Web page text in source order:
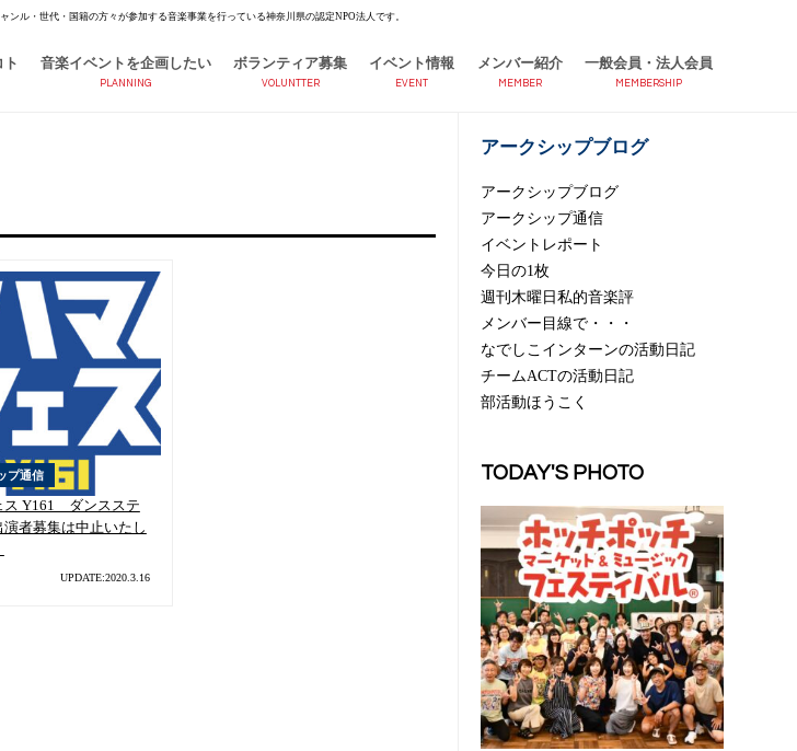
ル・世代・国籍の方々が参加する音楽事業を行っている神奈川県の認定NPO法人です。
ト 音楽イベントを企画したい
PLANNING
ボランティア募集
VOLUNTTER
イベント情報
EVENT
メンバー紹介
MEMBER
一般会員・法人会員
MEMBERSHIP
プ通信
ス Y161 ダンスステ
演者募集は中止いたし
UPDATE:2020.3.16
アークシップブログ
アークシップブログ
アークシップ通信
イベントレポート
今日の1枚
週刊木曜日私的音楽評
メンバー目線で・・・
なでしこインターンの活動日記
チームACTの活動日記
部活動ほうこく
TODAY'S PHOTO